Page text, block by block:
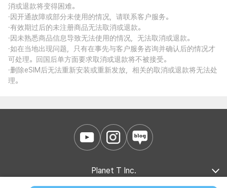
消或退款将变得困难。
·因开通故障或部分未使用的情况，请联系客户服务。
·有效期过后的未注册商品无法取消或退款。
·因未熟悉商品信息导致无法使用的情况，无法取消或退款。
·如在当地出现问题，只有在事先与客户服务咨询并确认后的情况才
可处理。回国后单方面要求取消或退款将不被接受。
·删除eSIM后无法重新安装或重新发放，相关的取消或退款将无法处
理。
Planet T Inc.